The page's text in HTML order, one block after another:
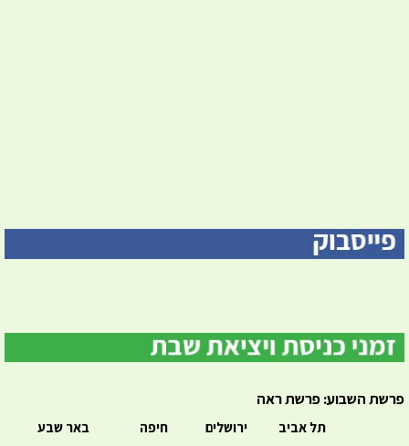
פרשת השבוע: פרשת ראה
תל אביב
ירושלים
חיפה
באר שבע